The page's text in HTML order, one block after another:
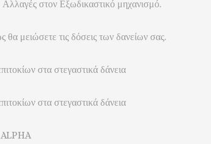
στον Εξωδικαστικό μηχανισμό.
μειώσετε τις δόσεις των δανείων σας.
στα στεγαστικά δάνεια
στα στεγαστικά δάνεια
ALPHA